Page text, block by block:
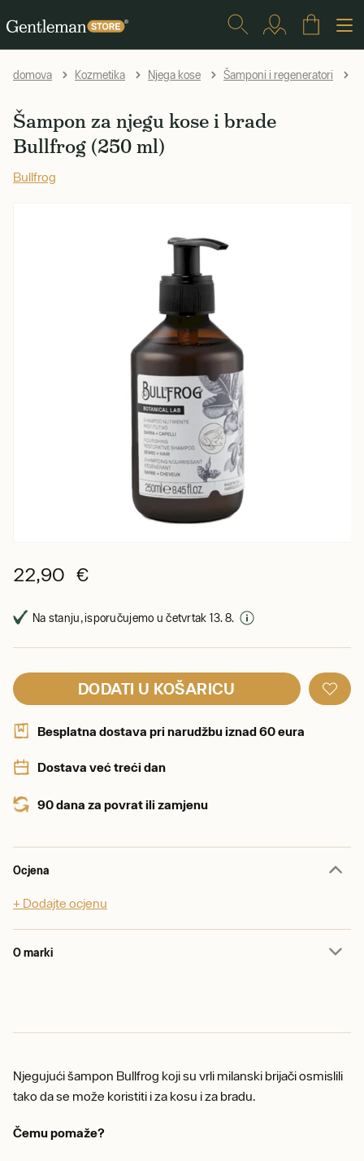
domova Kozmetika Njega kose Šamponi i regeneratori
Šampon za njegu kose i brade
Bullfrog (250 ml)
Bullfrog
22,90 €
Na stanju, isporučujemo u četvrtak 13. 8.
DODATI U KOŠARICU
Besplatna dostava pri narudžbu iznad 60 eura
Dostava već treći dan
90 dana za povrat ili zamjenu
Ocjena
+ Dodajte ocjenu
O marki
Njegujući šampon Bullfrog koji su vrli milanski brijači osmislili
tako da se može koristiti i za kosu i za bradu.
Čemu pomaže?